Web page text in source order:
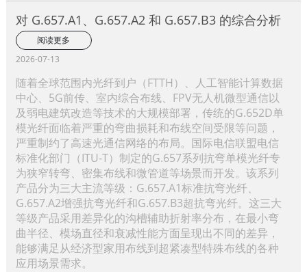
对 G.657.A1、G.657.A2 和 G.657.B3 的综合分析
阅读更多
2026-07-13
随着全球范围内光纤到户（FTTH）、人工智能计算数据
中心、5G前传、室内综合布线、FPV无人机微型通信以
及弱电建筑改造等技术的大规模部署，传统的G.652D单
模光纤面临着严重的弯曲损耗和布线空间受限等问题，
严重制约了高速光通信网络的布局。国际电信联盟电信
标准化部门（ITU-T）制定的G.657系列抗弯单模光纤专
为狭窄转弯、密集布线和微管道等场景而开发。该系列
产品分为三大主流等级：G.657.A1标准抗弯光纤、
G.657.A2增强抗弯光纤和G.657.B3超抗弯光纤。这三大
等级产品采用差异化的沟槽辅助折射率分布，在最小弯
曲半径、模场直径和衰减性能方面呈现出不同的差异，
能够满足从经济型家用布线到超紧凑型特殊布线的各种
应用场景需求。